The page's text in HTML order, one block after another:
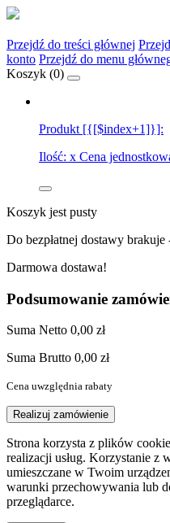
Przejdź do treści głównej
konto Przejdź do menu
Koszyk (0)
Produkt [{[$index+1]}]:
Ilość: x Cena
Koszyk jest pusty
Do bezpłatnej dostawy brakuje
Darmowa dostawa!
Podsumowanie
Suma Netto 0,00 zł
Suma Brutto 0,00 zł
Cena uwzględnia rabaty
Realizuj zamówienie
Strona korzysta z plików
realizacji usług. Korzystanie z
umieszczane w Twoim
warunki przechowywania lub
przeglądarce.